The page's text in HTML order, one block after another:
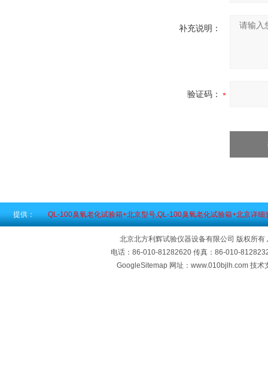
补充说明：
验证码：
提供： QL-100臭氧老化试验箱+北京型号,QL-100臭氧老化试验箱+北京详细
北京北方利辉试验仪器设备有限公司 版权所有
电话：86-010-81282620 传真：86-010-
GoogleSitemap 网址：www.010bjlh.com 技